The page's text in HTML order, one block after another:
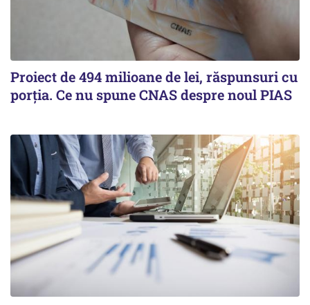
Proiect de 494 milioane de lei, răspunsuri cu
porția. Ce nu spune CNAS despre noul PIAS